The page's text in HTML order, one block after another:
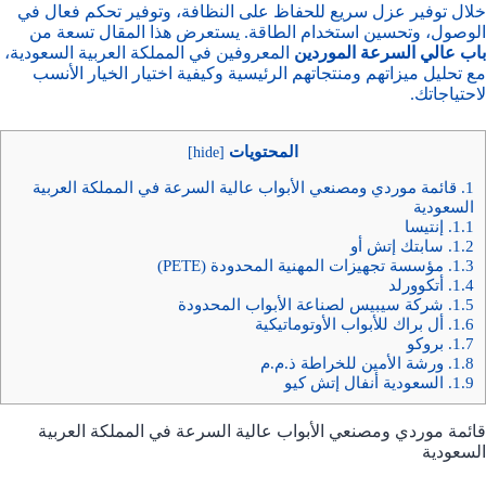
خلال توفير عزل سريع للحفاظ على النظافة، وتوفير تحكم فعال في
الوصول، وتحسين استخدام الطاقة. يستعرض هذا المقال تسعة من
باب عالي السرعة الموردين المعروفين في المملكة العربية السعودية،
مع تحليل ميزاتهم ومنتجاتهم الرئيسية وكيفية اختيار الخيار الأنسب
لاحتياجاتك.
المحتويات [
hide
]
1. قائمة موردي ومصنعي الأبواب عالية السرعة في المملكة العربية
السعودية
1.1. إنتيسا
1.2. سابتك إتش أو
1.3. مؤسسة تجهيزات المهنية المحدودة (PETE)
1.4. أتكوورلد
1.5. شركة سيبيس لصناعة الأبواب المحدودة
1.6. أل براك للأبواب الأوتوماتيكية
1.7. بروكو
1.8. ورشة الأمين للخراطة ذ.م.م
1.9. السعودية أنفال إتش كيو
قائمة موردي ومصنعي الأبواب عالية السرعة في المملكة العربية
السعودية